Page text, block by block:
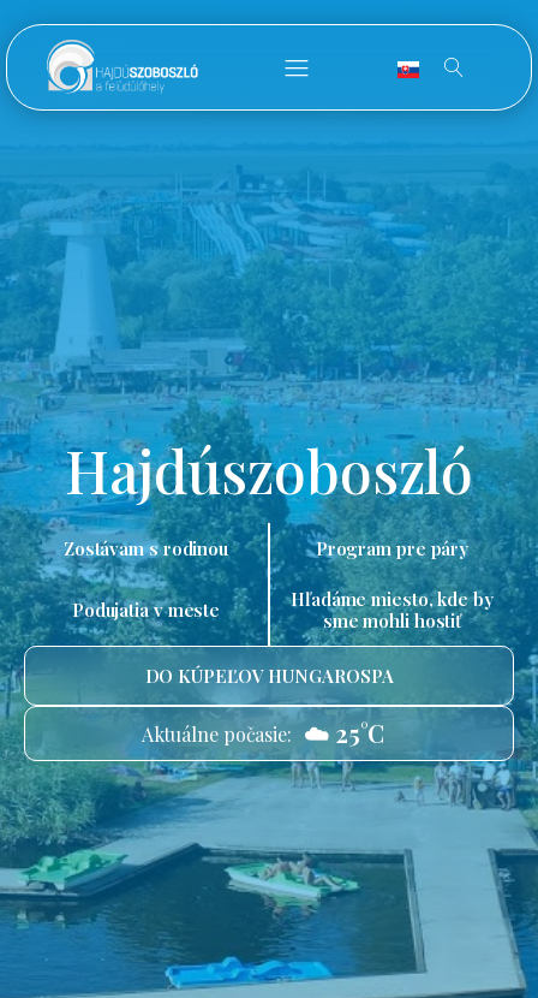
Hajdúszoboszló
Zostávam s rodinou Program pre páry
Podujatia v meste
Hľadáme miesto, kde by
sme mohli hostiť
DO KÚPEĽOV HUNGAROSPA
Aktuálne počasie: ☁️ 25°C